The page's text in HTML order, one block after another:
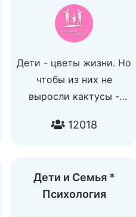
Дети - цветы жизни. Но
чтобы из них не
выросли кактусы -
постараться. В нашем
нужно делать, чтобы
Вы были горды своим
12018
Дети и Семья *
Психология